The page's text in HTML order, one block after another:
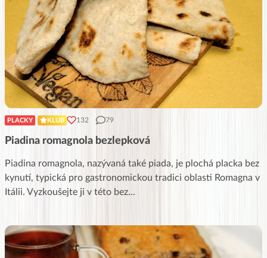
PLACKY KLUB 132 79
Piadina romagnola bezlepková
Piadina romagnola, nazývaná také piada, je plochá placka bez
kynutí, typická pro gastronomickou tradici oblasti Romagna v
Itálii. Vyzkoušejte ji v této bez...